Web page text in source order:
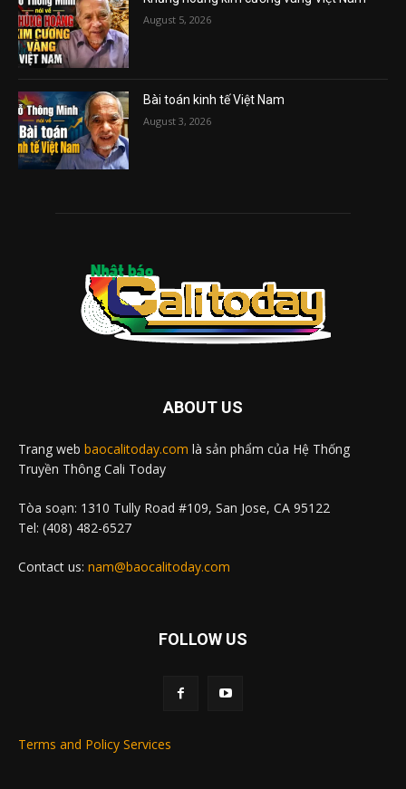
August 5, 2026
Bài toán kinh tế Việt Nam
August 3, 2026
ABOUT US
Trang web baocalitoday.com là sản phẩm của Hệ Thống
Truyền Thông Cali Today
Tòa soạn: 1310 Tully Road #109, San Jose, CA 95122
Tel: (408) 482-6527
Contact us: nam@baocalitoday.com
FOLLOW US
Terms and Policy Services